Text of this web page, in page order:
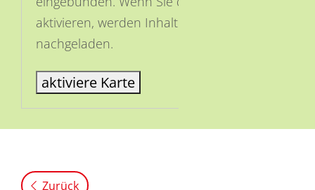
aktivieren, werden Inhalte von OSM
nachgeladen.
aktiviere Karte
Zurück